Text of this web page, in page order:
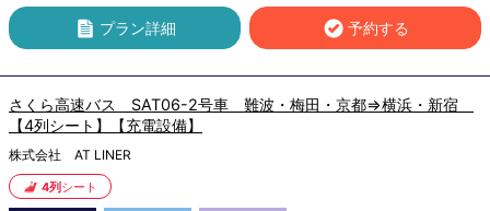
プラン詳細 予約する
さくら高速バス SAT06-2号車 難波・梅田・京都⇒横浜・新宿
【4列シート】【充電設備】
株式会社 AT LINER
4列 シート